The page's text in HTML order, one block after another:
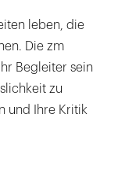
leben, die
Die zm
Begleiter sein
zu
und Ihre Kritik